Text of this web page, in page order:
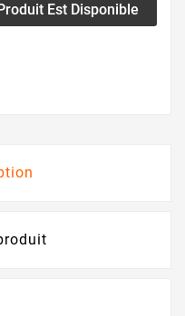
Est Disponible